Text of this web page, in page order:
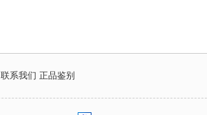
联系我们 正品鉴别